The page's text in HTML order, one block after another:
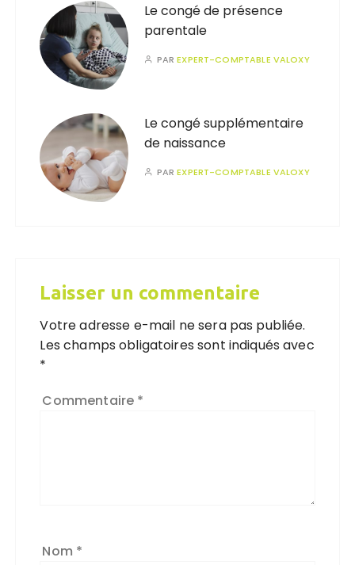
Le congé de présence
parentale
PAREXPERT-COMPTABLE VALOXY
Le congé supplémentaire
de naissance
PAREXPERT-COMPTABLE VALOXY
Laisser un commentaire
Votre adresse e-mail ne sera pas publiée.
Les champs obligatoires sont indiqués avec
*
Commentaire *
Nom *